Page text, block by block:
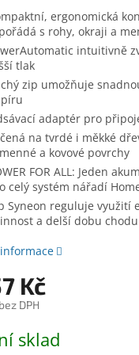
ergonomická
s rohy, okraji a
intuitivně
tlak
zip umožňuje
adaptér pro
na tvrdé i měkké
a kovové povrchy
FOR ALL: Jeden
celý systém nářadí
Syneon reguluje využití
a delší dobu chodu
Kč
DPH
sklad